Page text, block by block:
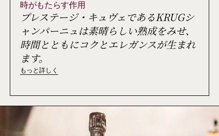
時がもたらす作用
プレステージ・キュヴェであるKRUGシ
ャンパーニュは素晴らしい熟成をみせ、
時間とともにコクとエレガンスが生まれ
ます。
もっと詳しく